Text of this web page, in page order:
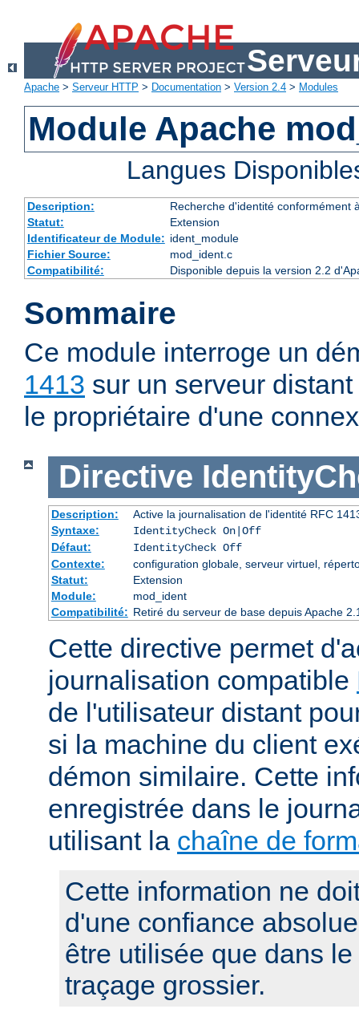
Apache > Serveur HTTP > Documentation > Version 2.4 > Modules
Module Apache
Langues
Description:
Recherche d'identité conformément
Statut:
Extension
Identificateur de Module: ident_module
Fichier Source:
mod_ident.c
Compatibilité:
Disponible depuis la version 2.2
Sommaire
Ce module interroge un
1413 sur un serveur
le propriétaire d'une
Directive
Description:
Active la journalisation de l'identité RFC
Syntaxe:
IdentityCheck On|Off
Défaut:
IdentityCheck Off
Contexte:
configuration globale, serveur virtuel,
Statut:
Extension
Module:
mod_ident
Compatibilité: Retiré du serveur de base depuis Apache
Cette directive permet
journalisation compatible
de l'utilisateur distant
si la machine du client
démon similaire. Cette
enregistrée dans le
utilisant la chaîne de
Cette information ne
d'une confiance
être utilisée que dans
traçage grossier.